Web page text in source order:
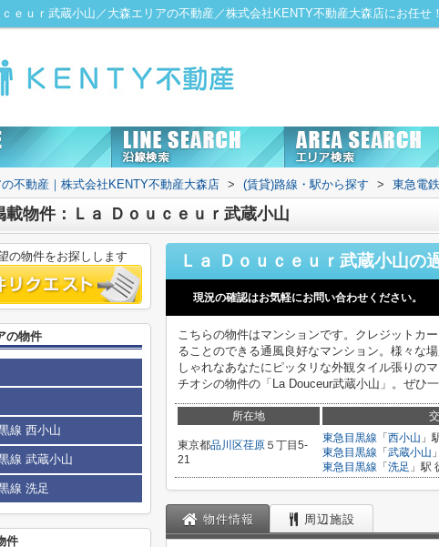
ｅｕｒ武蔵小山／大森エリアの不動産／株式会社KENTY不動産大森店にお任せ！
不動産｜株式会社KENTY不動産大森店 > (賃貸)路線・駅から探す > 東急電
載物件：Ｌａ Ｄｏｕｃｅｕｒ武蔵小山
Ｌａ Ｄｏｕｃｅｕｒ武蔵小山の
現況の確認はお気軽にお問い合わせください。
こちらの物件はマンションです。クレジットカ
ることのできる通風良好なマンション。様々な
しゃれなあなたにピッタリな外観タイル張りの
チオシの物件の「La Douceur武蔵小山」。ぜひ一
所在地
東京都品川区荏原 ５丁目5-
21
東急目黒線 「 西小山 」
東急目黒線 「 武蔵小山
東急目黒線 「 洗足 」駅
物件情報 周辺施設
の物件をお探しします
の物件
線 西小山
線 武蔵小山
線 洗足
件